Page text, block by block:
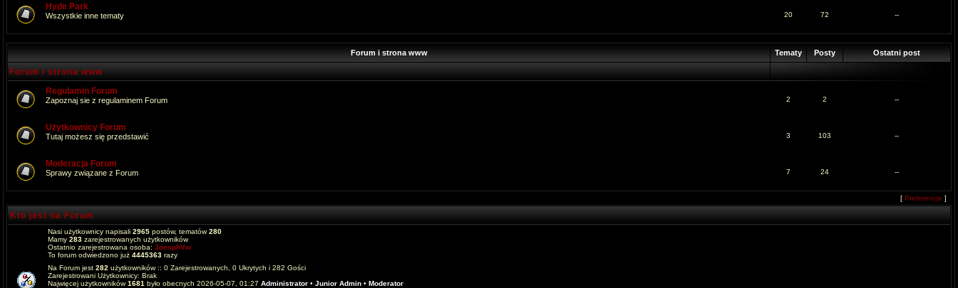
Hyde Park
Wszystkie inne tematy 20 72 --
Forum i strona www Tematy Posty Ostatni post
Forum i strona www
Regulamin Forum
Zapoznaj sie z regulaminem Forum 2 2 --
Użytkownicy Forum
Tutaj możesz się przedstawić 3 103 --
Moderacja Forum
Sprawy związane z Forum 7 24 --
[ Preferencje ]
Kto jest na Forum
Nasi użytkownicy napisali 2965 postów, tematów280
Mamy 283 zarejestrowanych użytkowników
Ostatnio zarejestrowana osoba: JoesphVw
To forum odwiedzono już 4445363 razy
Na Forum jest 282 użytkowników :: 0 Zarejestrowanych, 0 Ukrytych i 282 Gości
Zarejestrowani Użytkownicy: Brak
Najwięcej użytkowników1681 było obecnych 2026-05-07, 01:27 Administrator • Junior Admin • Moderator